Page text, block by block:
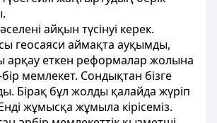
айқын түсінуі керек.
геосаяси аймақта ауқымды,
арқау еткен реформалар жолына
мемлекет. Сондықтан бізге
Бірақ бұл жолды қалайда жүріп
жұмысқа жұмыла кірісеміз.